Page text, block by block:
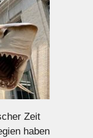
Zeit
haben